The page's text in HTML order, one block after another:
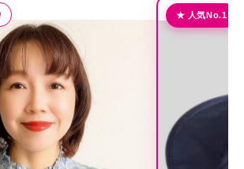
★ 人気No.1